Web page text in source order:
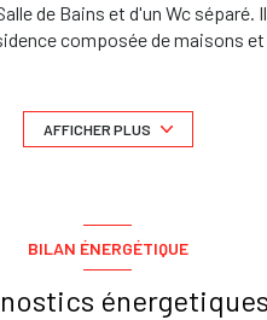
de Bains et d'un Wc
composée de maisons
DSYD Immobilier.
AFFICHER PLUS
BILAN ÉNERGÉTIQUE
énergetiques